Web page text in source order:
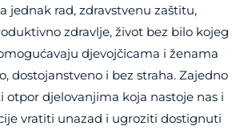
jednak rad, zdravstvenu zaštitu,
zdravlje, život bez bilo kojeg
djevojčicama i ženama
dostojanstveno i bez straha. Zajedno
otpor djelovanjima koja nastoje nas i
vratiti unazad i ugroziti dostignuti